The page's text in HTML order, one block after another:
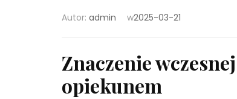
Autor: admin w2025-03-21
Znaczenie
opiekunem